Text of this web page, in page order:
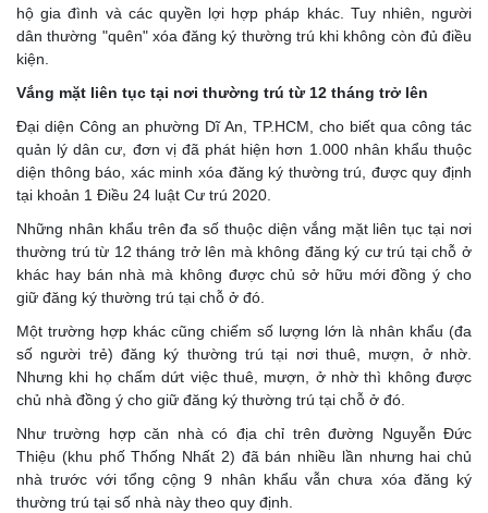
hộ gia đình và các quyền lợi hợp pháp khác. Tuy nhiên, người
dân thường "quên" xóa đăng ký thường trú khi không còn đủ điều
kiện.
Vắng mặt liên tục tại nơi thường trú từ 12 tháng trở lên
Đại diện Công an phường Dĩ An, TP.HCM, cho biết qua công tác
quản lý dân cư, đơn vị đã phát hiện hơn 1.000 nhân khẩu thuộc
diện thông báo, xác minh xóa đăng ký thường trú, được quy định
tại khoản 1 Điều 24 luật Cư trú 2020.
Những nhân khẩu trên đa số thuộc diện vắng mặt liên tục tại nơi
thường trú từ 12 tháng trở lên mà không đăng ký cư trú tại chỗ ở
khác hay bán nhà mà không được chủ sở hữu mới đồng ý cho
giữ đăng ký thường trú tại chỗ ở đó.
Một trường hợp khác cũng chiếm số lượng lớn là nhân khẩu (đa
số người trẻ) đăng ký thường trú tại nơi thuê, mượn, ở nhờ.
Nhưng khi họ chấm dứt việc thuê, mượn, ở nhờ thì không được
chủ nhà đồng ý cho giữ đăng ký thường trú tại chỗ ở đó.
Như trường hợp căn nhà có địa chỉ trên đường Nguyễn Đức
Thiệu (khu phố Thống Nhất 2) đã bán nhiều lần nhưng hai chủ
nhà trước với tổng cộng 9 nhân khẩu vẫn chưa xóa đăng ký
thường trú tại số nhà này theo quy định.